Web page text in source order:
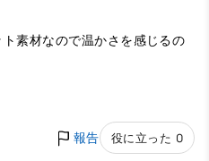
素材なので温かさを感じるの
報告 役に立った 0